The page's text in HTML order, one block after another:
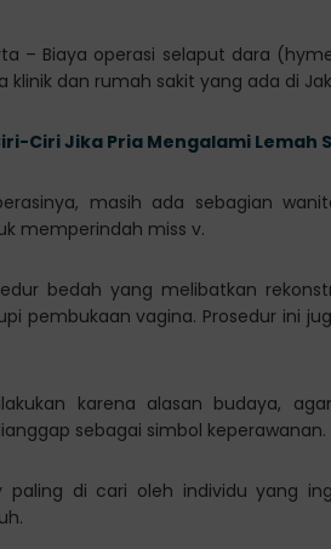
– Biaya operasi selaput dara
dan rumah sakit yang ada di
Ciri Jika Pria Mengalami Lemah
masih ada sebagian
memperindah miss v.
bedah yang melibatkan
pembukaan vagina. Prosedur ini
karena alasan budaya,
sebagai simbol keperawanan.
paling di cari oleh individu yang